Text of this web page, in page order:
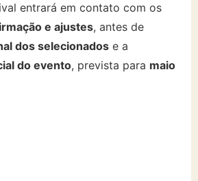
entrará em contato com os
e ajustes, antes de
dos selecionados e a
do evento, prevista para maio